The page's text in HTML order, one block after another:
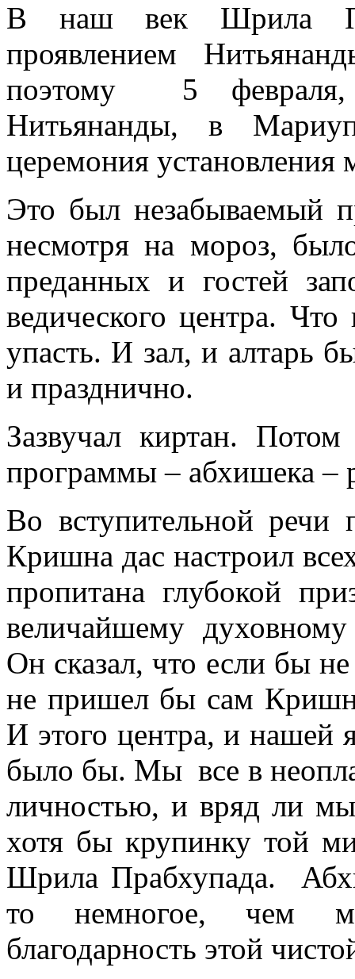
В наш век Шрила
проявлением
поэтому 5
Нитьянанды, в
церемония
Это был незабываемый
несмотря на мороз,
преданных и гостей
ведического центра.
упасть. И зал, и алтарь
и празднично.
Зазвучал киртан. Потом
программы – абхишека –
Во вступительной речи
Кришна дас настроил
пропитана глубокой
величайшему
Он сказал, что если бы
не пришел бы сам
И этого центра, и нашей
было бы. Мы все в
личностью, и вряд ли
хотя бы крупинку той
Шрила Прабхупада.
то немногое, чем
благодарность этой